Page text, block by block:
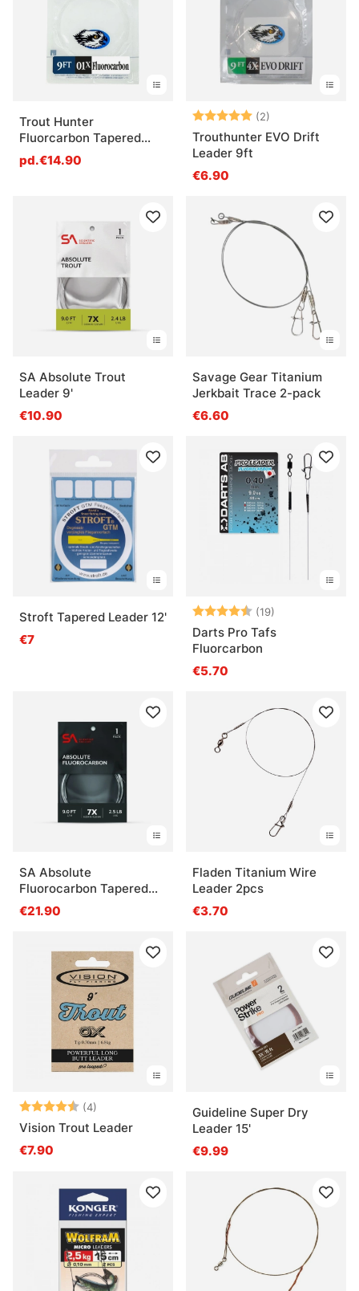
Trout Hunter
Fluorcarbon Tapered
Leader 9ft
pd.€14.90
Note: (2)
Trouthunter EVO Drift
Leader 9ft
€6.90
SA Absolute Trout
Leader 9'
€10.90
Savage Gear Titanium
Jerkbait Trace 2-pack
€6.60
Stroft Tapered Leader 12'
€7
Note: (19)
Darts Pro Tafs
Fluorcarbon
€5.70
SA Absolute
Fluorocarbon Tapered
Leader 9'
€21.90
Fladen Titanium Wire
Leader 2pcs
€3.70
Note: (4)
Vision Trout Leader
€7.90
Guideline Super Dry
Leader 15'
€9.99